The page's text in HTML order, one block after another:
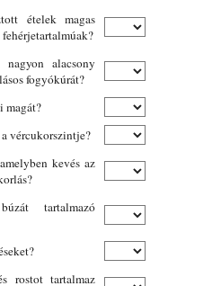
ételek magas
alacsony
fogyókúrát?
magát?
vércukorszintje?
kevés az
tartalmazó
rostot tartalmaz